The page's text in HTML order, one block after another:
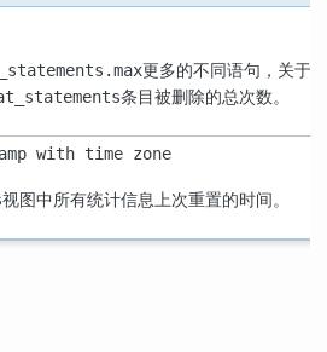
更多的不同语句，关于
条目被删除的总次数。
with time zone
视图中所有统计信息上次重置的时间。